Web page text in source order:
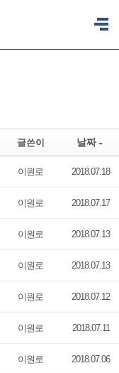
글쓴이 날짜
이원로 2018.07.18
이원로 2018.07.17
이원로 2018.07.13
이원로 2018.07.13
이원로 2018.07.12
이원로 2018.07.11
이원로 2018.07.06